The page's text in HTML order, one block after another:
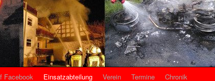
Facebook Einsatzabteilung Verein Termine Chronik